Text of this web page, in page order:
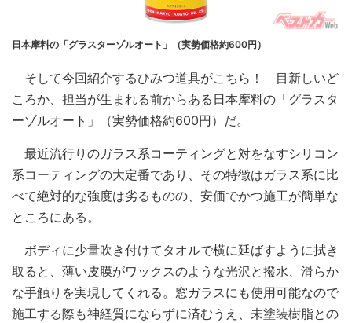
日本摩料の「グラスターゾルオート」（実勢価格約600円）
そして今回紹介するひみつ道具がこちら！ 目新しいど
ころか、担当が生まれる前からある日本摩料の「グラスタ
ーゾルオート」（実勢価格約600円）だ。
最近流行りのガラス系コーティングと対をなすシリコン
系コーティングの大定番であり、その特徴はガラス系に比
べて絶対的な強度は劣るものの、安価でかつ施工が簡単な
ところにある。
ボディに少量吹き付けてタオルで横に延ばすように拭き
取ると、薄い皮膜がワックスのような光沢と撥水、滑らか
な手触りを実現してくれる。窓ガラスにも使用可能なので
施工する際も神経質にならずに済むうえ、未塗装樹脂との